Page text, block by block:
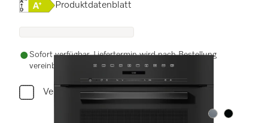
Onlinelabel Image, Energielabel
Produktdatenblatt
Sofort verfügbar. Liefertermin wird nach Bestellung
vereinbart.
Vergleichen
Farbe:Farbe: